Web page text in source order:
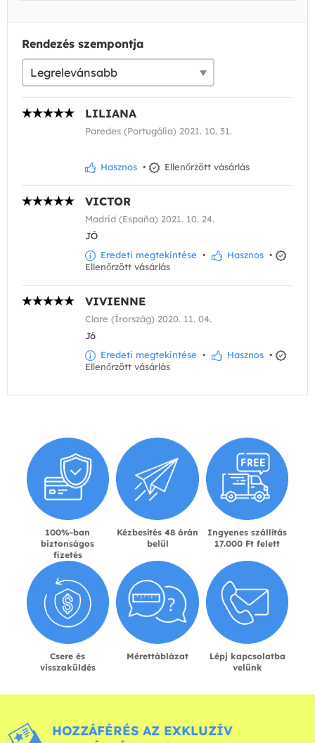
Rendezés szempontja
LILIANA
Paredes (Portugália) 2021. 10. 31.
Hasznos • Ellenőrzött vásárlás
VICTOR
Madrid (España) 2021. 10. 24.
JÓ
Eredeti megtekintése • Hasznos •
Ellenőrzött vásárlás
VIVIENNE
Clare (Írország) 2020. 11. 04.
Jó
Eredeti megtekintése • Hasznos •
Ellenőrzött vásárlás
100%-ban
biztonságos
fizetés
Kézbesítés 48 órán
belül
Ingyenes szállítás
17.000 Ft felett
Csere és
visszaküldés
Mérettáblázat
Lépj kapcsolatba
velünk
HOZZÁFÉRÉS AZ EXKLUZÍV